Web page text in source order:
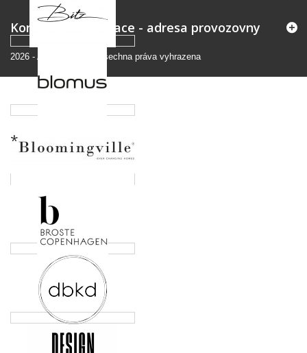
Kontaktní informace - adresa provozovny
2026 - Andromedo.cz Všechna práva vyhrazena